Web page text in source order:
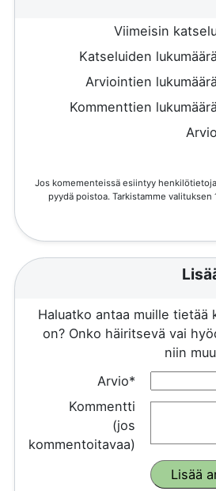
Viimeisin
Katseluiden lukumäärä
Arviointien lukumäärä
Kommenttien lukumäärä
Arvio
Jos komementeissä esiintyy
pyydä poistoa. Tarkistamme valituksen
Haluatko antaa muille
on? Onko häiritsevä vai
niin
Arvio*
Kommentti
(jos
kommentoitavaa)